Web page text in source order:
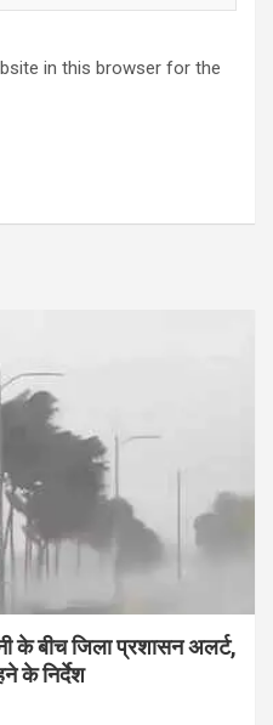
in this browser for the
के बीच जिला प्रशासन अलर्ट,
के निर्देश